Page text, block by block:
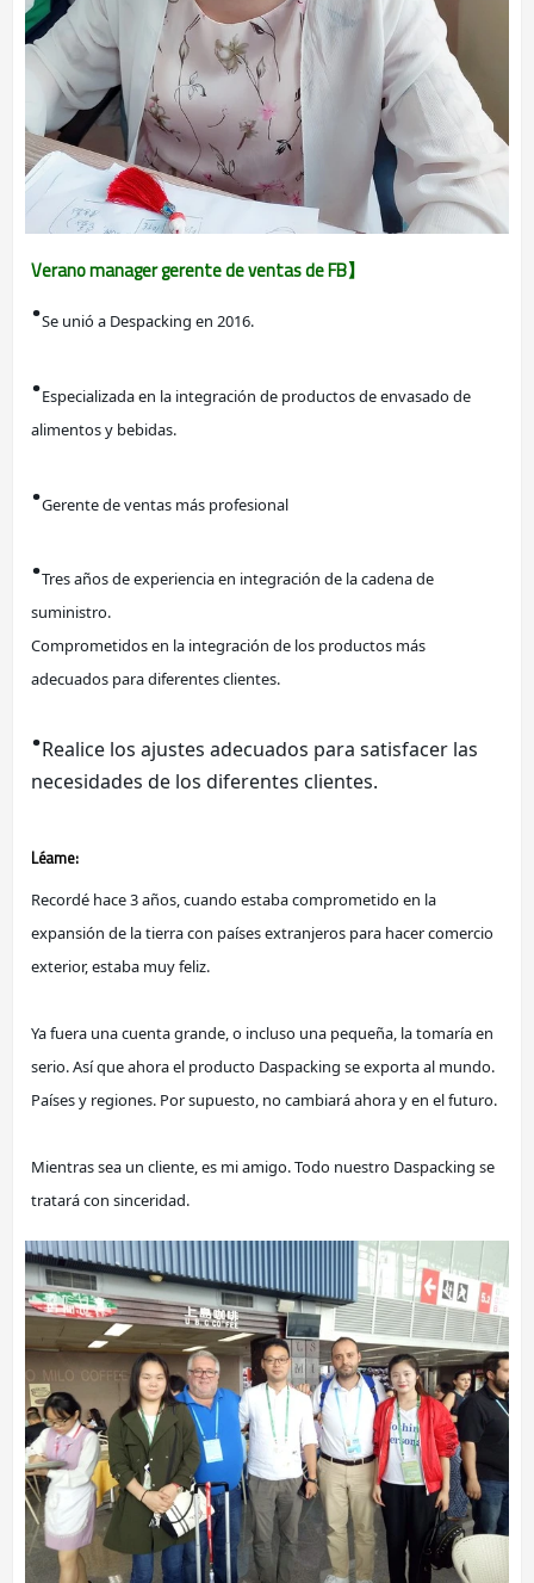
Verano manager gerente de ventas de FB】
·Se unió a Despacking en 2016.
·Especializada en la integración de productos de envasado de
alimentos y bebidas.
·Gerente de ventas más profesional
·Tres años de experiencia en integración de la cadena de
suministro.
Comprometidos en la integración de los productos más
adecuados para diferentes clientes.
·Realice los ajustes adecuados para satisfacer las
necesidades de los diferentes clientes.
Léame:
Recordé hace 3 años, cuando estaba comprometido en la
expansión de la tierra con países extranjeros para hacer comercio
exterior, estaba muy feliz.
Ya fuera una cuenta grande, o incluso una pequeña, la tomaría en
serio. Así que ahora el producto Daspacking se exporta al mundo.
Países y regiones. Por supuesto, no cambiará ahora y en el futuro.
Mientras sea un cliente, es mi amigo. Todo nuestro Daspacking se
tratará con sinceridad.